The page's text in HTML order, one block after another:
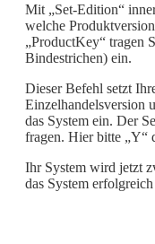
Mit „Set-Edition“
welche
„ProductKey“ tragen
Bindestrichen) ein.
Dieser Befehl setzt
Einzelhandelsversion
das System ein. Der
fragen. Hier bitte „Y“
Ihr System wird jetzt
das System